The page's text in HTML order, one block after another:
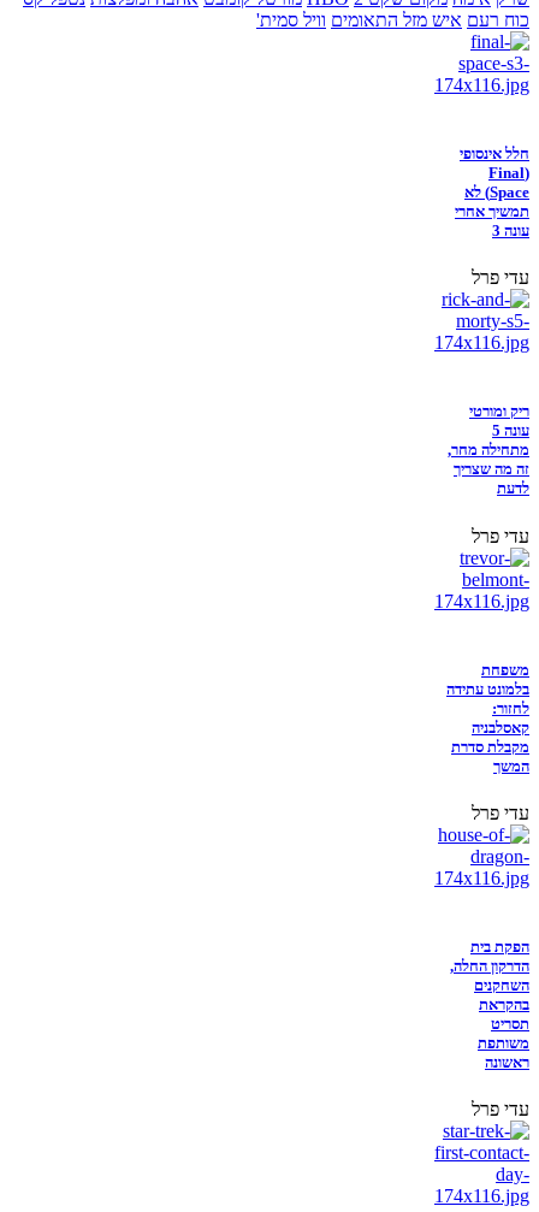
כוח רעם איש מזל התאומים וויל סמית'
חלל אינסופי
(Final
Space) לא
תמשיך אחרי
עונה 3
עדי פרל
ריק ומורטי
עונה 5
מתחילה מחר,
זה מה שצריך
לדעת
עדי פרל
משפחת
בלמונט עתידה
לחזור:
קאסלבניה
מקבלת סדרת
המשך
עדי פרל
הפקת בית
הדרקון החלה,
השחקנים
בהקראת
תסריט
משותפת
ראשונה
עדי פרל